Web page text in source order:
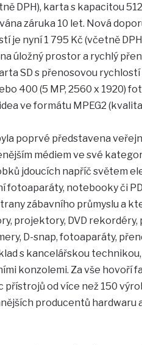
DPH), karta s kapacitou
záruka 10 let. Nová
je nyní 1 795 Kč (včetně
úložný prostor a rychlý
SD s přenosovou
400 (5 MP, 2560 x 1920)
ve formátu MPEG2
poprvé představena
médiem ve své
jdoucích napříč světem
fotoaparáty, notebooky či
zábavního průmyslu a
projektory, DVD rekordéry,
D-snap, fotoaparáty,
s kancelářskou
konzolemi. Za vše hovoří
přístrojů od více než 150
producentů hardwaru